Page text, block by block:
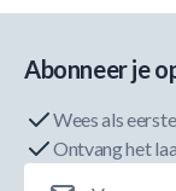
Abonneer je
Wees als
Ontvang het